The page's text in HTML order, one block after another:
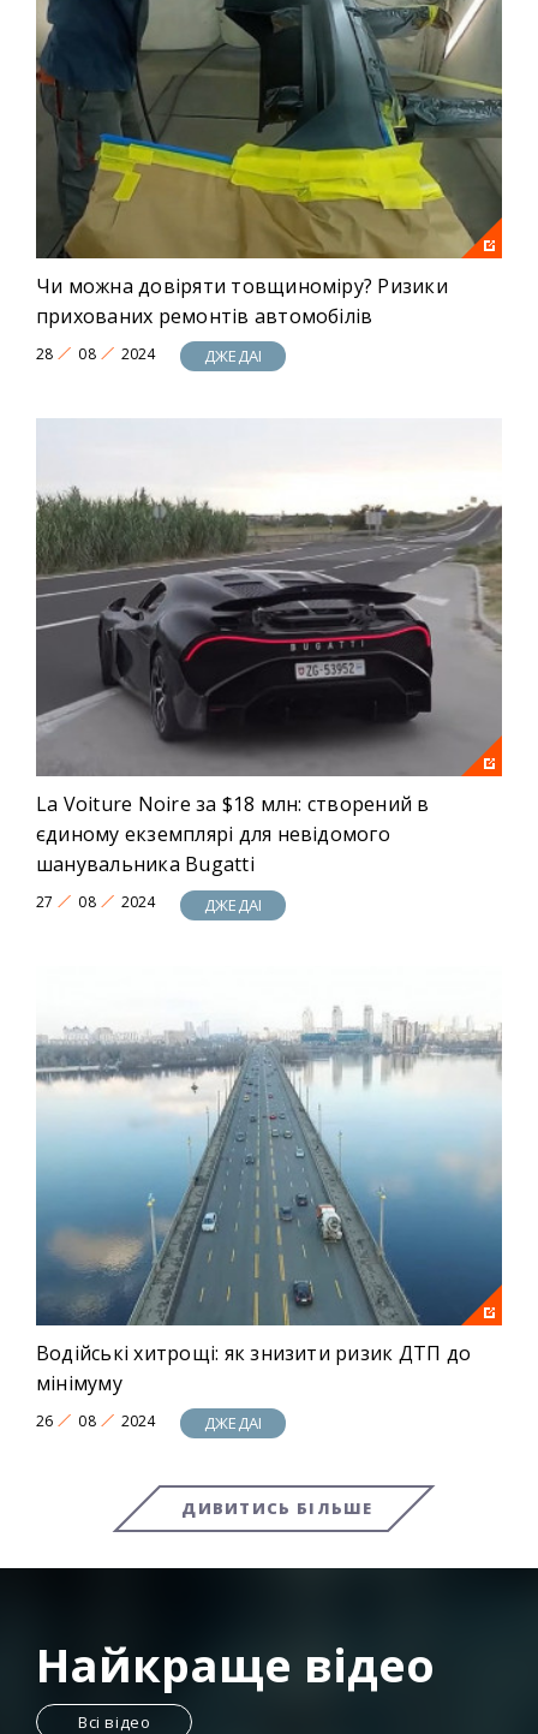
Чи можна довіряти товщиноміру? Ризики
прихованих ремонтів автомобілів
28 08 2024 ДЖЕДАІ
La Voiture Noire за $18 млн: створений в
єдиному екземплярі для невідомого
шанувальника Bugatti
27 08 2024 ДЖЕДАІ
Водійські хитрощі: як знизити ризик ДТП до
мінімуму
26 08 2024 ДЖЕДАІ
ДИВИТИСЬ БІЛЬШЕ
Найкраще відео
Всі відео